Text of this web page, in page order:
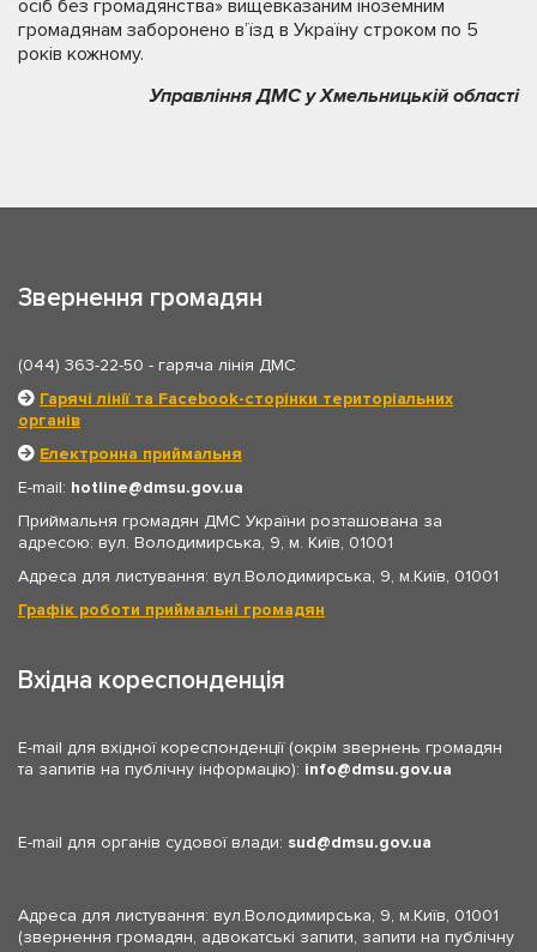
осіб без громадянства» вищевказаним іноземним
громадянам заборонено в’їзд в Україну строком по 5
років кожному.
Управління ДМС у Хмельницькій області
Звернення громадян
(044) 363-22-50 - гаряча лінія ДМС
Гарячі лінії та Facebook-сторінки територіальних
органів
Електронна приймальня
E-mail: hotline
dmsu.gov.ua
Приймальня громадян ДМС України розташована за
адресою: вул. Володимирська, 9, м. Київ, 01001
Адреса для листування: вул.Володимирська, 9, м.Київ, 01001
Графік роботи приймальні громадян
Вхідна кореспонденція
E-mail для вхідної кореспонденції (окрім звернень громадян
та запитів на публічну інформацію): info dmsu.gov.ua
E-mail для органів судової влади: sud dmsu.gov.ua
Адреса для листування: вул.Володимирська, 9, м.Київ, 01001
(звернення громадян, адвокатські запити, запити на публічну